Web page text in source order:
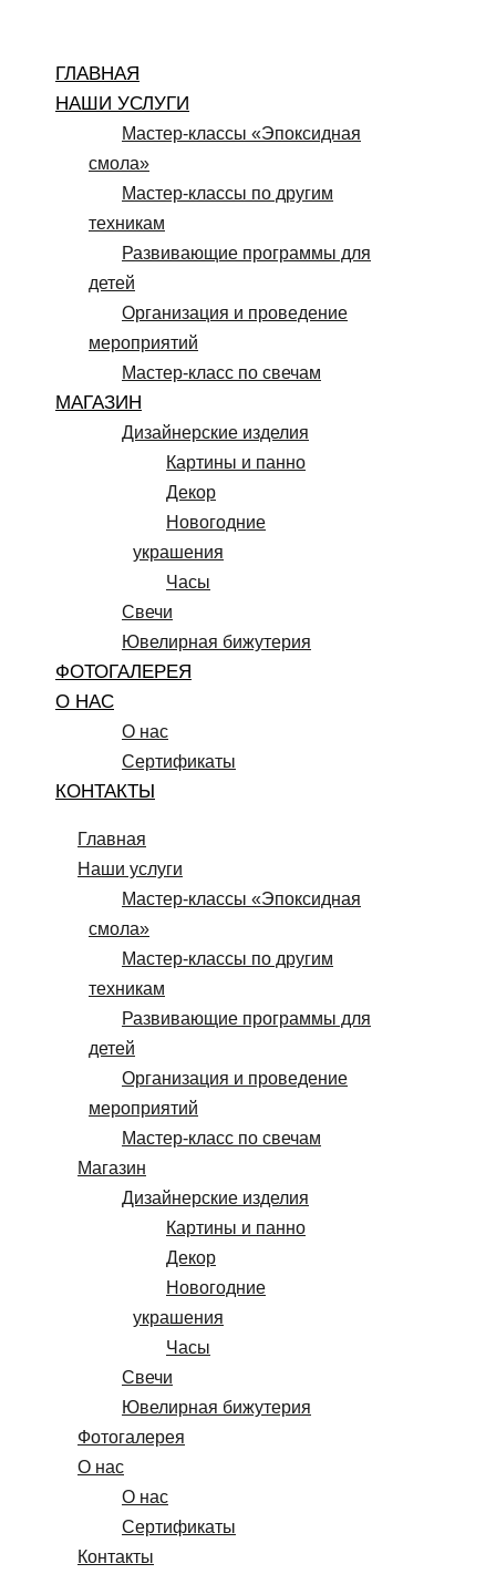
содержимому
ГЛАВНАЯ
НАШИ УСЛУГИ
Мастер-классы «Эпоксидная
смола»
Мастер-классы по другим
техникам
Развивающие программы для
детей
Организация и проведение
мероприятий
Мастер-класс по свечам
МАГАЗИН
Дизайнерские изделия
Картины и панно
Декор
Новогодние
украшения
Часы
Свечи
Ювелирная бижутерия
ФОТОГАЛЕРЕЯ
О НАС
О нас
Сертификаты
КОНТАКТЫ
Главная
Наши услуги
Мастер-классы «Эпоксидная
смола»
Мастер-классы по другим
техникам
Развивающие программы для
детей
Организация и проведение
мероприятий
Мастер-класс по свечам
Магазин
Дизайнерские изделия
Картины и панно
Декор
Новогодние
украшения
Часы
Свечи
Ювелирная бижутерия
Фотогалерея
О нас
О нас
Сертификаты
Контакты